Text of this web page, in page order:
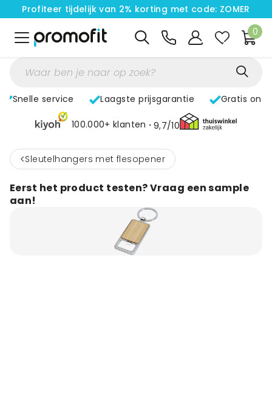
Profiteer tijdelijk van 2% korting met code: ZOMER
0
Snelle service Laagste prijsgarantie Gratis
100.000+ klanten 9,7/10
< Sleutelhangers met flesopener
Eerst het product testen? Vraag een sample
aan!